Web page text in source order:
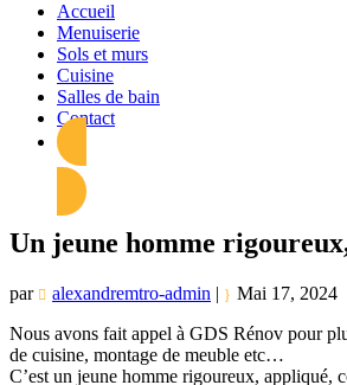
Accueil
Menuiserie
Sols et murs
Cuisine
Salles de bain
Contact
Un jeune homme
par alexandremtro-admin |
Mai 17, 2024
Nous avons fait appel à GDS Rénov pour
de cuisine, montage de meuble etc…
C’est un jeune homme rigoureux, appliqué,